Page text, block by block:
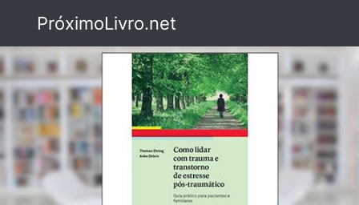
PróximoLivro.net